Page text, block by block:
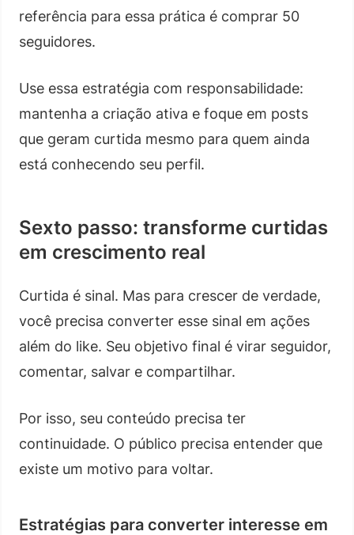
referência para essa prática é comprar 50
seguidores.
Use essa estratégia com responsabilidade:
mantenha a criação ativa e foque em posts
que geram curtida mesmo para quem ainda
está conhecendo seu perfil.
Sexto passo: transforme curtidas
em crescimento real
Curtida é sinal. Mas para crescer de verdade,
você precisa converter esse sinal em ações
além do like. Seu objetivo final é virar seguidor,
comentar, salvar e compartilhar.
Por isso, seu conteúdo precisa ter
continuidade. O público precisa entender que
existe um motivo para voltar.
Estratégias para converter interesse em